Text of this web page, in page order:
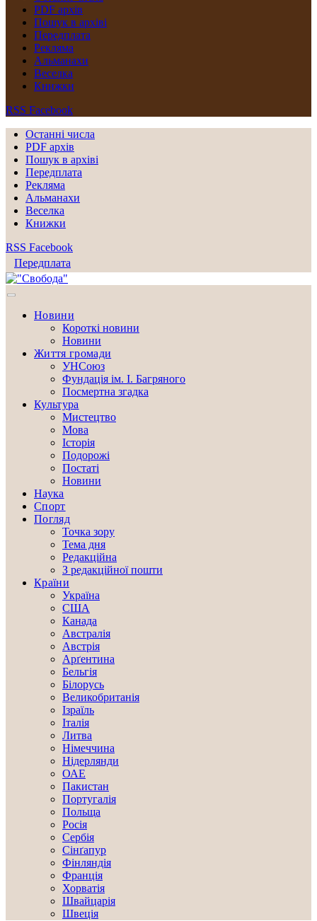
PDF архів
Пошук в архіві
Передплата
Рекляма
Альманахи
Веселка
Книжки
RSS Facebook
Останні числа
PDF архів
Пошук в архіві
Передплата
Рекляма
Альманахи
Веселка
Книжки
RSS Facebook
Передплата
Новини
Короткі новини
Новини
Життя громади
УНСоюз
Фундація ім. І. Багряного
Посмертна згадка
Культура
Мистецтво
Мова
Історія
Подорожі
Постаті
Новини
Наука
Спорт
Погляд
Точка зору
Тема дня
Редакційна
З редакційної пошти
Країни
Україна
США
Канада
Австралія
Австрія
Арґентина
Бельгія
Білорусь
Великобританія
Ізраїль
Італія
Литва
Німеччина
Нідерлянди
ОАЕ
Пакистан
Португалія
Польща
Росія
Сербія
Сінґапур
Фінляндія
Франція
Хорватія
Швайцарія
Швеція